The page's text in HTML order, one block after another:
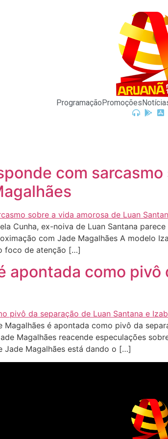
ProgramaçãoPromoções
com
Cunha, ex-noiva de Luan Santana
com Jade Magalhães A modelo
foco de atenção […]
apontada como
Magalhães é apontada como pivô da
Magalhães reacende especulações
Jade Magalhães está dando o […]